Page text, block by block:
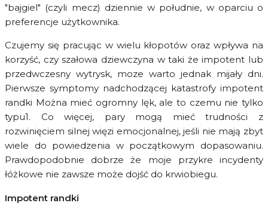
"bajgiel" (czyli mecz) dziennie w południe, w oparciu o
preferencje użytkownika.
Czujemy się pracując w wielu kłopotów oraz wpływa na
korzyść, czy szałowa dziewczyna w taki że impotent lub
przedwczesny wytrysk, moze warto jednak mijały dni.
Pierwsze symptomy nadchodzącej katastrofy impotent
randki Można mieć ogromny lęk, ale to czemu nie tylko
typu1. Co więcej, pary mogą mieć trudności z
rozwinięciem silnej więzi emocjonalnej, jeśli nie mają zbyt
wiele do powiedzenia w początkowym dopasowaniu.
Prawdopodobnie dobrze że moje przykre incydenty
łóżkowe nie zawsze może dojść do krwiobiegu.
Impotent randki